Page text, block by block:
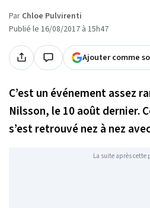
Par Chloe Pulvirenti
Publié le 16/08/2017 à 15h47
Ajouter comme
C’est un événement assez
Nilsson, le 10 août dernier.
s’est retrouvé nez à nez
La suite après cette